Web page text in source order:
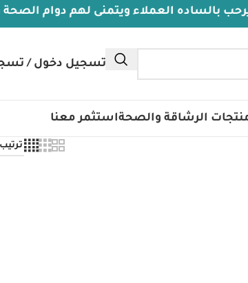
العملاء ويتمنى لهم دوام الصحة
تسجيل دخول /
الرشاقة والصحةاستثمر معنا